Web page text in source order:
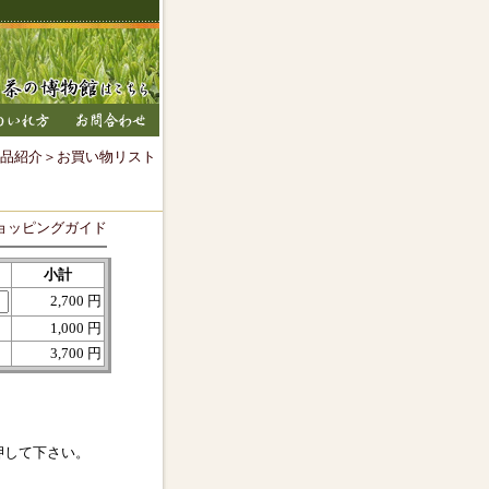
紹介 ＞お買い物リスト
ッピングガイド
小計
2,700 円
1,000 円
3,700 円
て下さい。